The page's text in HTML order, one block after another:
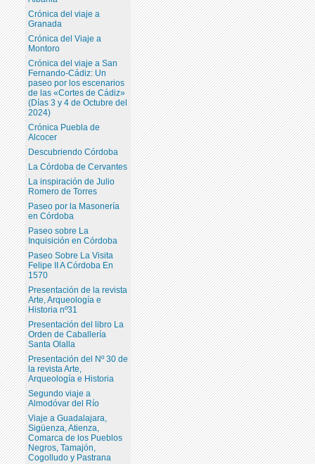
Crónica del viaje a
Granada
Crónica del Viaje a
Montoro
Crónica del viaje a San
Fernando-Cádiz: Un
paseo por los escenarios
de las «Cortes de Cádiz»
(Días 3 y 4 de Octubre del
2024)
Crónica Puebla de
Alcocer
Descubriendo Córdoba
La Córdoba de Cervantes
La inspiración de Julio
Romero de Torres
Paseo por la Masonería
en Córdoba
Paseo sobre La
Inquisición en Córdoba
Paseo Sobre La Visita
Felipe II A Córdoba En
1570
Presentación de la revista
Arte, Arqueología e
Historia nº31
Presentación del libro La
Orden de Caballería
Santa Olalla
Presentación del Nº 30 de
la revista Arte,
Arqueología e Historia
Segundo viaje a
Almodóvar del Río
Viaje a Guadalajara,
Sigüenza, Atienza,
Comarca de los Pueblos
Negros, Tamajón,
Cogolludo y Pastrana